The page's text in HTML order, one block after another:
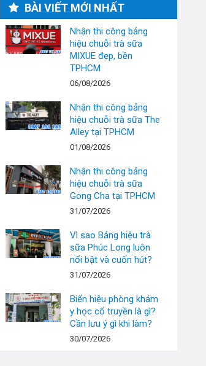
BÀI VIẾT MỚI NHẤT
Nhận thi công bảng
hiệu chuỗi trà sữa
MIXUE đẹp, bền
TPHCM
06/08/2026
Nhận thi công bảng
hiệu chuỗi trà sữa The
Alley tại TPHCM
01/08/2026
Nhận thi công bảng
hiệu chuỗi trà sữa
Gong Cha tại TPHCM
31/07/2026
Vì sao Bảng hiệu trà
sữa Phúc Long luôn
nổi bật và cuốn hút?
31/07/2026
Biển hiệu phòng khám
y học cổ truyền là gì?
Cần lưu ý gì khi làm?
30/07/2026